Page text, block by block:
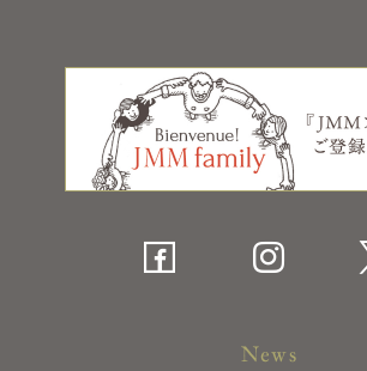
News